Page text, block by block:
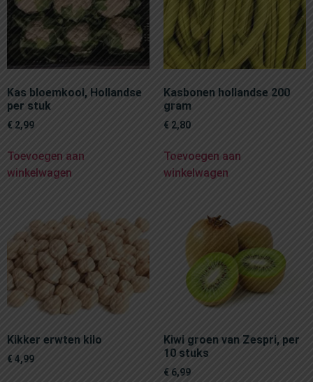
Kas bloemkool, Hollandse
per stuk
€ 2,99
Toevoegen aan
winkelwagen
Kasbonen hollandse 200
gram
€ 2,80
Toevoegen aan
winkelwagen
Kikker erwten kilo
€ 4,99
Kiwi groen van Zespri, per
10 stuks
€ 6,99